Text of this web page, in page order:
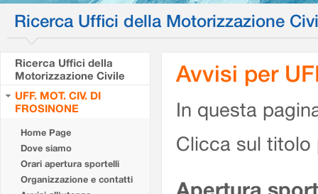
Ricerca Uffici della Motorizzazione
Ricerca Uffici della
Motorizzazione Civile
UFF. MOT. CIV. DI
FROSINONE
Home Page
Dove siamo
Orari apertura sportelli
Organizzazione e contatti
Avvisi per
In questa
Clicca sul titolo
Apertura